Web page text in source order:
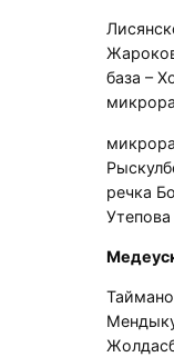
база –
речка